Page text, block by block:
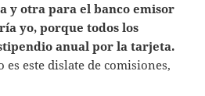
y otra para el banco emisor
yo, porque todos los
anual por la tarjeta.
este dislate de comisiones,